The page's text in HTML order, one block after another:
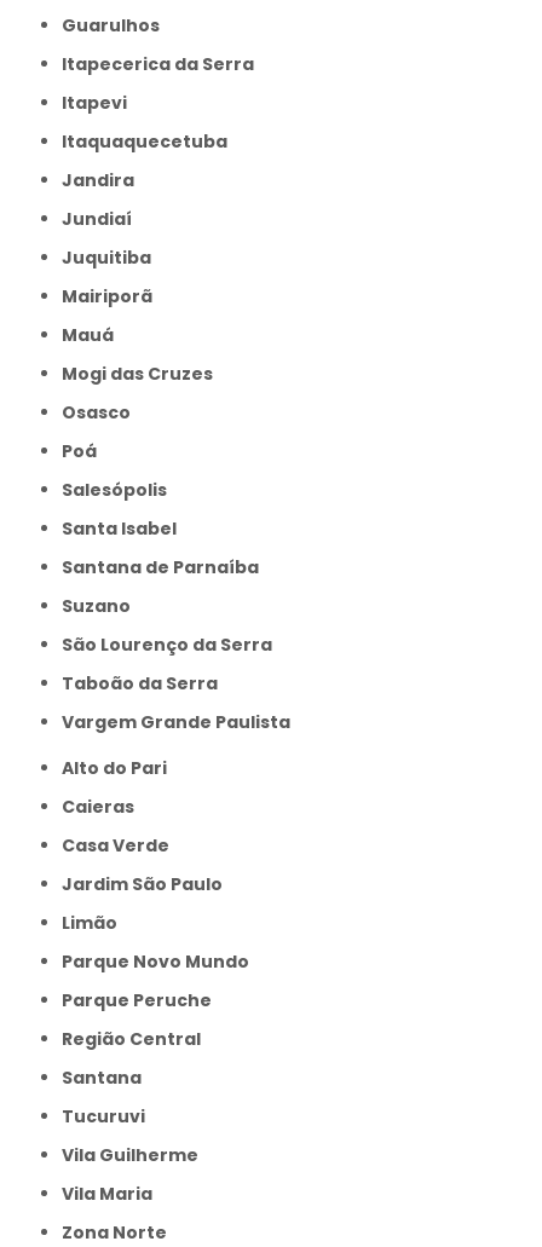
Guarulhos
Itapecerica da Serra
Itapevi
Itaquaquecetuba
Jandira
Jundiaí
Juquitiba
Mairiporã
Mauá
Mogi das Cruzes
Osasco
Poá
Salesópolis
Santa Isabel
Santana de Parnaíba
Suzano
São Lourenço da Serra
Taboão da Serra
Vargem Grande Paulista
Alto do Pari
Caieras
Casa Verde
Jardim São Paulo
Limão
Parque Novo Mundo
Parque Peruche
Região Central
Santana
Tucuruvi
Vila Guilherme
Vila Maria
Zona Norte